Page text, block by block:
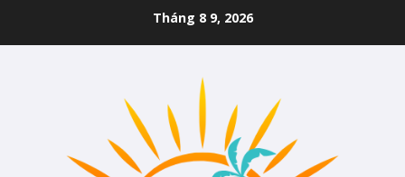
Tháng 8 9, 2026